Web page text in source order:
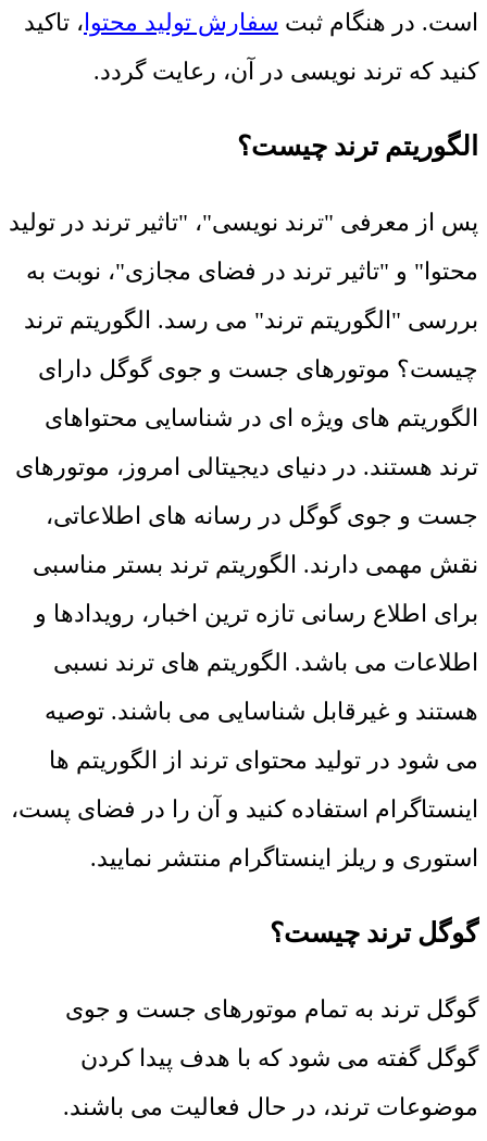
است. در هنگام ثبت سفارش تولید محتوا، تاکید
کنید که ترند نویسی در آن، رعایت گردد.
الگوریتم ترند چیست؟
پس از معرفی "ترند نویسی"، "تاثیر ترند در تولید
محتوا" و "تاثیر ترند در فضای مجازی"، نوبت به
بررسی "الگوریتم ترند" می رسد. الگوریتم ترند
چیست؟ موتورهای جست و جوی گوگل دارای
الگوریتم های ویژه ای در شناسایی محتواهای
ترند هستند. در دنیای دیجیتالی امروز، موتورهای
جست و جوی گوگل در رسانه های اطلاعاتی،
نقش مهمی دارند. الگوریتم ترند بستر مناسبی
برای اطلاع رسانی تازه ترین اخبار، رویدادها و
اطلاعات می باشد. الگوریتم های ترند نسبی
هستند و غیرقابل شناسایی می باشند. توصیه
می شود در تولید محتوای ترند از الگوریتم ها
اینستاگرام استفاده کنید و آن را در فضای پست،
استوری و ریلز اینستاگرام منتشر نمایید.
گوگل ترند چیست؟
گوگل ترند به تمام موتورهای جست و جوی
گوگل گفته می شود که با هدف پیدا کردن
موضوعات ترند، در حال فعالیت می باشند.